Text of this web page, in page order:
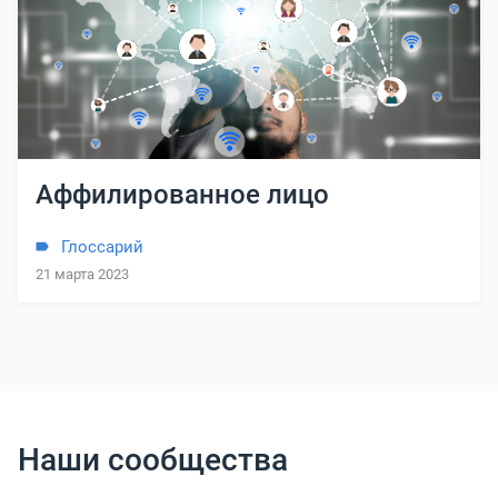
Аффилированное лицо
Глоссарий
21 марта 2023
Наши сообщества